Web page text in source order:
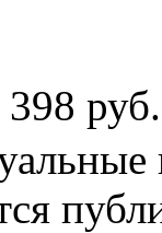
398 руб.